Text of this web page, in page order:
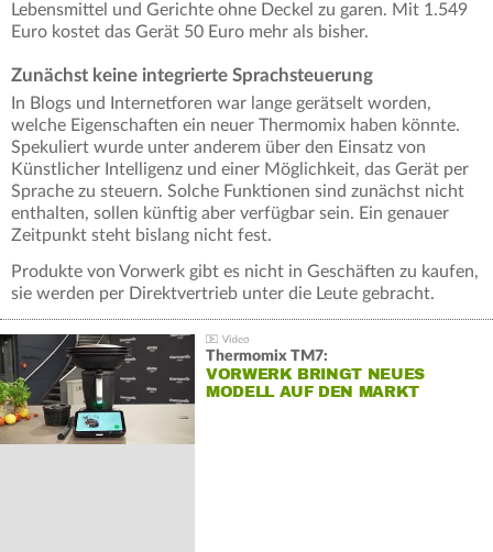
Lebensmittel und Gerichte ohne Deckel zu garen. Mit 1.549
Euro kostet das Gerät 50 Euro mehr als bisher.
Zunächst keine integrierte Sprachsteuerung
In Blogs und Internetforen war lange gerätselt worden,
welche Eigenschaften ein neuer Thermomix haben könnte.
Spekuliert wurde unter anderem über den Einsatz von
Künstlicher Intelligenz und einer Möglichkeit, das Gerät per
Sprache zu steuern. Solche Funktionen sind zunächst nicht
enthalten, sollen künftig aber verfügbar sein. Ein genauer
Zeitpunkt steht bislang nicht fest.
Produkte von Vorwerk gibt es nicht in Geschäften zu kaufen,
sie werden per Direktvertrieb unter die Leute gebracht.
Thermomix TM7:
VORWERK BRINGT NEUES
MODELL AUF DEN MARKT